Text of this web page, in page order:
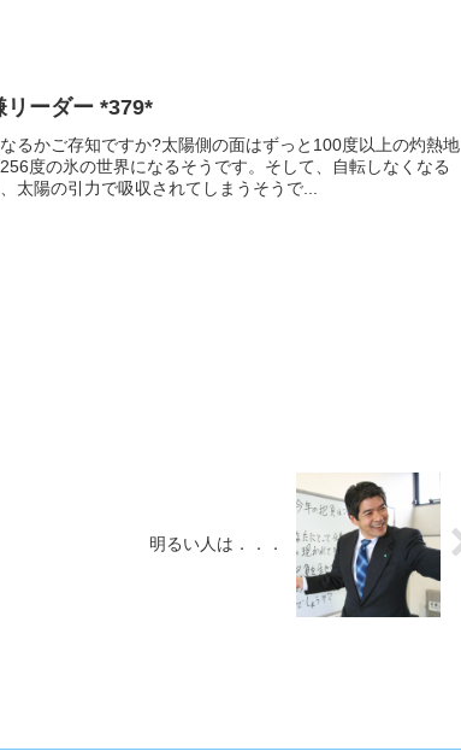
リーダー *379*
るかご存知ですか?太陽側の面はずっと100度以上の灼熱地
度の氷の世界になるそうです。そして、自転しなくなる
太陽の引力で吸収されてしまうそうで...
明るい人は．．．